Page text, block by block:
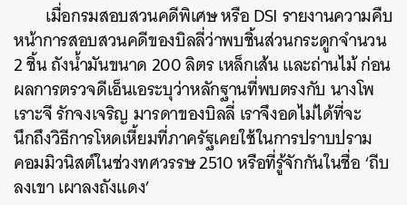
เมื่อกรมสอบสวนคดีพิเศษ หรือ DSI รายงานความคืบ
หน้าการสอบสวนคดีของบิลลี่ว่าพบชิ้นส่วนกระดูกจำนวน
2 ชิ้น ถังน้ำมันขนาด 200 ลิตร เหล็กเส้น และถ่านไม้ ก่อน
ผลการตรวจดีเอ็นเอระบุว่าหลักฐานที่พบตรงกับ นางโพ
เราะจี รักจงเจริญ มารดาของบิลลี่ เราจึงอดไม่ได้ที่จะ
นึกถึงวิธีการโหดเหี้ยมที่ภาครัฐเคยใช้ในการปราบปราม
คอมมิวนิสต์ในช่วงทศวรรษ 2510 หรือที่รู้จักกันในชื่อ ‘ถีบ
ลงเขา เผาลงถังแดง’